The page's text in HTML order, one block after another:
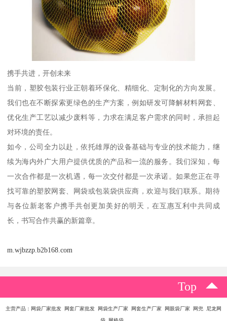
携手共进，开创未来
当前，塑胶包装行业正朝着环保化、精细化、定制化的方向发展。
我们也在不断探索更绿色的生产方案，例如研发可降解材料网套、
优化生产工艺以减少废料等，力求在满足客户需求的同时，承担起
对环境的责任。
如今，公司全力以赴，依托雄厚的设备基础与专业的技术能力，继
续为海内外广大用户提供优质的产品和一流的服务。我们深知，每
一次合作都是一次机遇，每一次交付都是一次承诺。如果您正在寻
找可靠的塑胶网套、网袋或包装袋供应商，欢迎与我们联系。期待
与各位新老客户携手共创更加美好的明天，在互惠互利中共同成
长，书写合作共赢的新篇章。
m.wjbzzp.b2b168.com
Top
主营产品：网袋厂家批发 网套厂家批发 网袋生产厂家 网套生产厂家 网眼袋厂家 网兜 尼龙网